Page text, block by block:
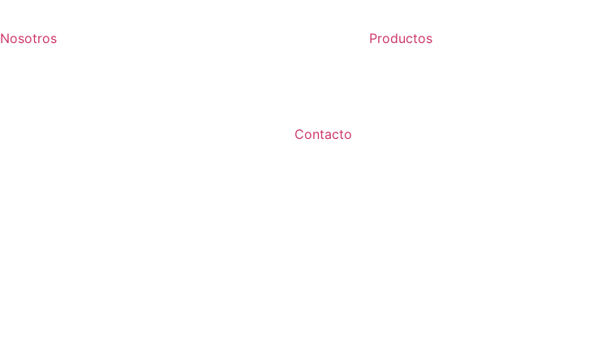
Nosotros Productos
Contacto